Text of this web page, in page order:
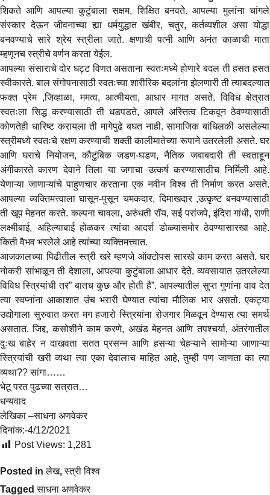
शिकते आणि आपल्या कुटुंबाला सक्षम, शिक्षित बनवते. आपल्या मुलांना चांगले
संस्कार देऊन जीवनाच्या ह्या धर्मयुद्धात खंबीर, चतुर, कर्तव्यशील असा योद्धा
बनवण्याचे सारे श्रेय स्त्रीला जाते. क्षणाची पत्नी आणि अनंत काळाची माता
म्हणूनच स्त्रीचे वर्णन करता येईल.
आपल्या संसाराचे दोर घट्ट विणत असताना स्वतःमध्ये होणारे बदल ती हसत हसत
स्वीकारते. बाल संगोपनासाठी स्वतःच्या शारीरिक बदलांना झेलणारी ती त्याबदल्यात
फक्त प्रेम ,जिव्हाळा, ममत्व, आत्मीयता, आधार मागत असते. विविध क्षेत्रात
स्वतःला सिद्ध करण्यासाठी ती धडपडते, आपले अस्तित्व टिकवून ठेवण्यासाठी
कोणतेही धारिष्ट करायला ती मागेपुढे बघत नाही. सामाजिक बांधिलकी असलेल्या
स्त्रीमध्ये स्वतःचे रक्षण करण्याची शक्ती कालीमातेच्या रूपाने उतरलेली असते. घर
आणि घराचे नियोजन, कौटुंबिक जडण-घडण, नैतिक जबाबदारी ती स्वताहून
अंगीकारते कारण देवाने तिला या जगाचा उत्कर्ष करण्यासाठीच निर्मिली आहे.
येणाऱ्या जाणाऱ्यांचे पाहुणचार करताना एक नवीन विश्व ती निर्माण करत असते.
आपल्या व्यक्तिमत्त्वाला घासून-पुसून चमकदार, दिमाखदार ,उत्कृष्ट बनवण्यासाठी
ती खूप मेहनत करते. कल्पना चावला, अरुंधती रॉय, सई परांजपे, इंदिरा गांधी, राणी
लक्ष्मीबाई, अहिल्याबाई होळकर त्यांचा आदर्श डोळ्यासमोर ठेवण्यासारखा आहे.
किती वैभव भरलेले आहे त्यांच्या व्यक्तिमत्त्वात.
आजकालच्या पिढीतील स्त्री खरे म्हणजे ऑक्टोपस सारखे काम करत असते. घर
नोकरी सांभाळून ती देशाला, आपल्या कुटुंबाला आधार देते. व्यवसायात उतरलेल्या
विविध स्त्रियांची तर” बातच कुछ और होती है”. आपल्यातील सुप्त गुणांना वाव देत
त्या स्वप्नांना आकाशात उंच भरारी घेण्यात त्यांचा मौलिक भार असतो. एकट्या
उद्योगाला सुरुवात करत मग हजारो स्त्रियांना रोजगार मिळवून देण्यास त्या समर्थ
असतात. जिद्द, कसोशीने काम करणे, अखंड मेहनत आणि तपश्चर्या, अंतरंगातील
दुःख बाहेर न दाखवता सतत प्रसन्न आणि हसऱ्या चेहऱ्याने सामोऱ्या जाणाऱ्या
स्त्रियांची खरी व्यथा त्या एका देवालाच माहित आहे, तुम्ही पण जाणता का त्या
व्यथा?? सांगा……
भेटू परत पुढच्या सत्रात…
धन्यवाद
लेखिका –साधना अणवेकर
दिनांक:-4/12/2021
Post Views: 1,281
Posted inलेख,स्त्री विश्व
Taggedसाधना अणवेकर